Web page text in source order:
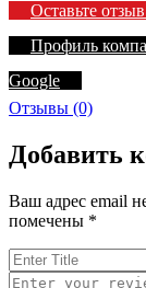
Оставьте
Профиль
Google
Отзывы (0)
Добавить
Ваш адрес email
помечены *